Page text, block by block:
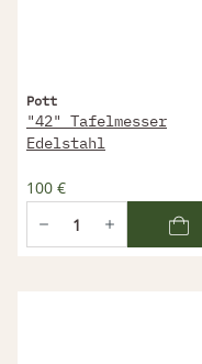
Pott
"42" Tafelmesser
Edelstahl
100 €